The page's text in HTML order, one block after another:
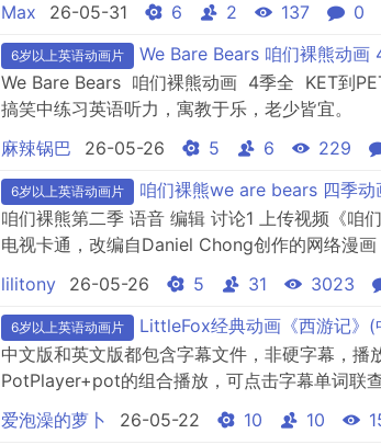
Max
26-05-31 6 2 137 0
6岁以上英语动画片
We Bare Bears 咱们裸熊动画
We Bare Bears 咱们裸熊动画 4季全 KET到
搞笑中练习英语听力，寓教于乐，老少皆宜。
麻辣锅巴
26-05-26 5 6 229
6岁以上英语动画片
咱们裸熊we are bears 四季动
咱们裸熊第二季 语音 编辑 讨论1 上传视频《
电视卡通，改编自Daniel Chong创作的网络漫
热血棕熊、一只叫Panda的死宅熊猫、一只叫
文名咱们裸熊第二季原版名称The Three...
lilitony 26-05-26 5 31 3023
6岁以上英语动画片
LittleFox经典动画《西游记》(
中文版和英文版都包含字幕文件，非硬字幕，播
PotPlayer+pot的组合播放，可点击字幕单词联
文版的理解，更好的实现可理解输入。官方原
本。
爱泡澡的萝卜 26-05-22 10 10